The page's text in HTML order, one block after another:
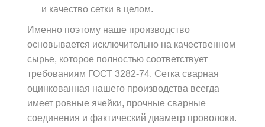
и качество сетки в целом.
Именно поэтому наше производство
основывается исключительно на качественном
сырье, которое полностью соответствует
требованиям ГОСТ 3282-74. Сетка сварная
оцинкованная нашего производства всегда
имеет ровные ячейки, прочные сварные
соединения и фактический диаметр проволоки.